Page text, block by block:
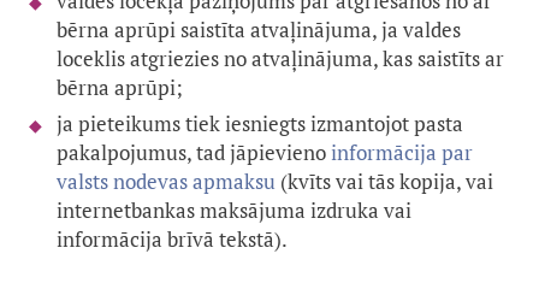
bērna aprūpi saistīta atvaļinājuma, ja valdes
loceklis atgriezies no atvaļinājuma, kas saistīts ar
bērna aprūpi;
ja pieteikums tiek iesniegts izmantojot pasta
pakalpojumus, tad jāpievienoinformācija par
valsts nodevas apmaksu (kvīts vai tās kopija, vai
internetbankas maksājuma izdruka vai
informācija brīvā tekstā).